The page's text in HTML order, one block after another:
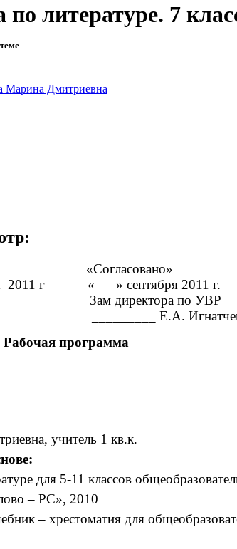
литературе. 7
Марина Дмитриевна
МО»
2011 г «___»
директора по
Е.А.
Рабочая программа
учитель 1 кв.к.
для 5-11 классов
– РС», 2010
– хрестоматия для